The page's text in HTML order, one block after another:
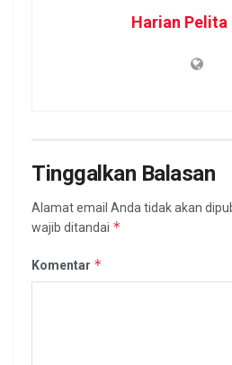
Harian Pelita
Tinggalkan Balasan
Alamat email Anda tidak akan
wajib ditandai *
Komentar *